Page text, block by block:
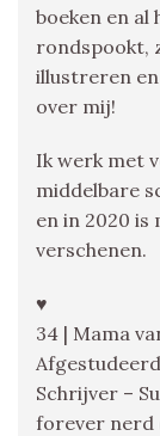
boeken en
rondspookt,
illustreren
over mij!
Ik werk met
middelbare
en in 2020 is
verschenen.
♥
34 | Mama
Schrijver –
forever nerd